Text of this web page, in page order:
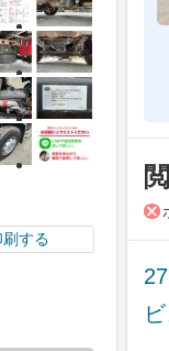
刷する